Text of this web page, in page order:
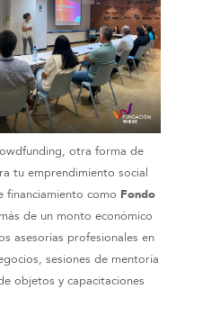
otra forma de
tu emprendimiento social
financiamiento como Fondo
de un monto económico
asesorías profesionales en
sesiones de mentoría
objetos y capacitaciones